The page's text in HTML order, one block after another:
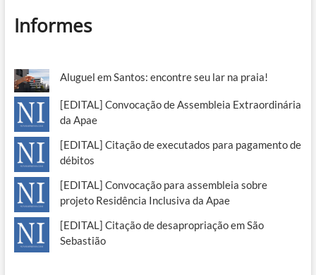
Informes
Aluguel em Santos: encontre seu lar na praia!
[EDITAL] Convocação de Assembleia Extraordinária
da Apae
[EDITAL] Citação de executados para pagamento de
débitos
[EDITAL] Convocação para assembleia sobre
projeto Residência Inclusiva da Apae
[EDITAL] Citação de desapropriação em São
Sebastião